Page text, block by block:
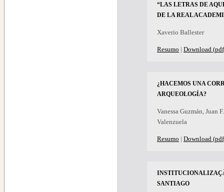
“LAS LETRAS DE
DE LA REAL
Xaverio Ballester
Resumo | Download
¿HACEMOS UNA
ARQUEOLOGÍA?
Vanessa Guzmán,
Valenzuela
Resumo | Download
SANTIAGO